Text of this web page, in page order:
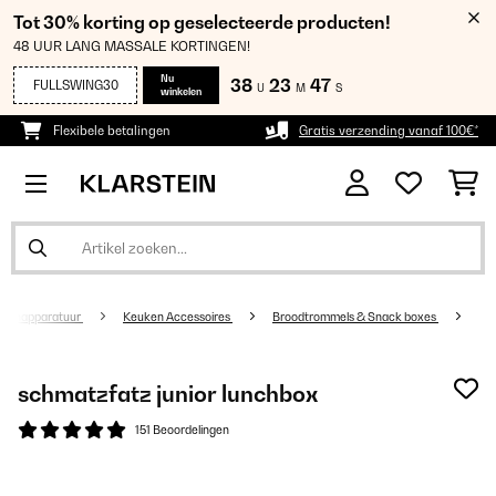
Tot 30% korting op geselecteerde producten!
48 UUR LANG MASSALE KORTINGEN!
FULLSWING30
Nu
winkelen
38 U 23 M 46 S
Flexibele betalingen Gratis verzending vanaf 100€*
Keuken Accessoires Broodtrommels & Snack boxes
schmatzfatz junior lunchbox
151 Beoordelingen